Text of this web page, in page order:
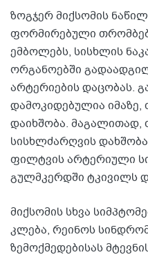
ზოგჯერ მიქსომის
ფორმირებული
ემბოლებს, სისხლის
ორგანოებში
არტერიების დაცობას.
დამოკიდებულია
დაიხშობა. მაგალითად,
სისხლძარღვის
ფილტვის არტერიული
გულმკერდში ტკივილს
მიქსომის სხვა
კლება, რეინოს
ზემოქმედებისას